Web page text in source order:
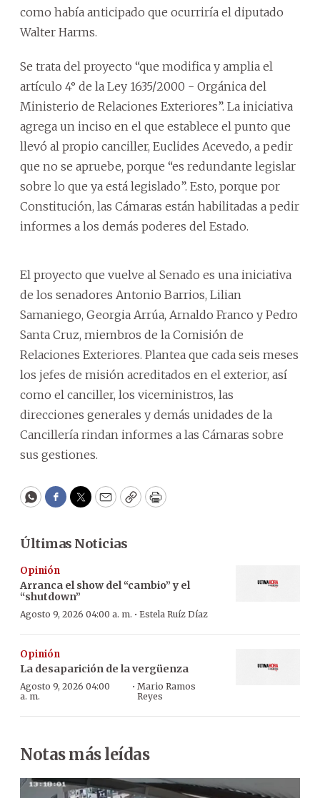
como había anticipado que ocurriría el diputado
Walter Harms.
Se trata del proyecto “que modifica y amplia el
artículo 4° de la Ley 1635/2000 - Orgánica del
Ministerio de Relaciones Exteriores”. La iniciativa
agrega un inciso en el que establece el punto que
llevó al propio canciller, Euclides Acevedo, a pedir
que no se apruebe, porque “es redundante legislar
sobre lo que ya está legislado”. Esto, porque por
Constitución, las Cámaras están habilitadas a pedir
informes a los demás poderes del Estado.
El proyecto que vuelve al Senado es una iniciativa
de los senadores Antonio Barrios, Lilian
Samaniego, Georgia Arrúa, Arnaldo Franco y Pedro
Santa Cruz, miembros de la Comisión de
Relaciones Exteriores. Plantea que cada seis meses
los jefes de misión acreditados en el exterior, así
como el canciller, los viceministros, las
direcciones generales y demás unidades de la
Cancillería rindan informes a las Cámaras sobre
sus gestiones.
WhatsApp
Facebook
Twitter
EmailCopyPrint
Últimas Noticias
Opinión
Arranca el show del “cambio” y el
“shutdown”
Agosto 9, 2026 04:00 a. m. · Estela Ruíz Díaz
Opinión
La desaparición de la vergüenza
Agosto 9, 2026 04:00
a. m.
· Mario Ramos
Reyes
Notas más leídas